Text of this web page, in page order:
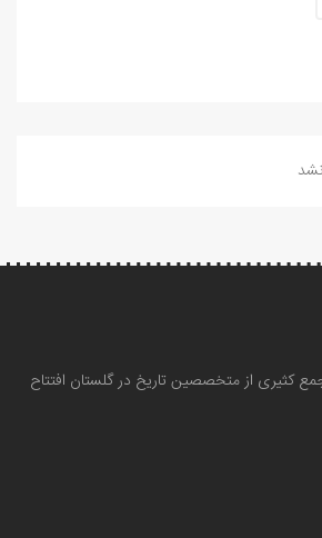
کثیری از متخصصین تاریخ در گلستان افتتاح